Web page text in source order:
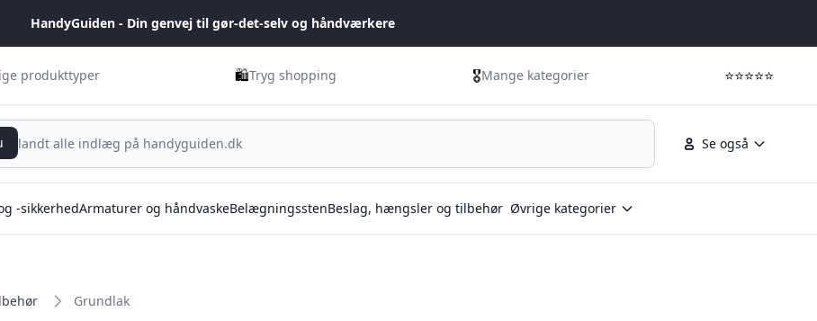
HandyGuiden - Din genvej til gør-det-selv og håndværkere
produkttyper 🛍️Tryg shopping 🎖️Mange kategorier ⭐⭐⭐⭐⭐
Se også
-sikkerhedArmaturer og håndvaskeBelægningsstenBeslag, hængsler og tilbehør Øvrige kategorier
Grundlak